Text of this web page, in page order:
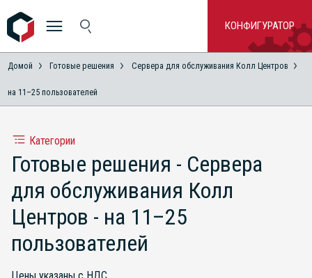
КОНФИГУРАТОР
Домой Готовые решения Сервера для обслуживания Колл Центров
на 11–25 пользователей
Категории
Готовые решения - Сервера
для обслуживания Колл
Центров - на 11–25
пользователей